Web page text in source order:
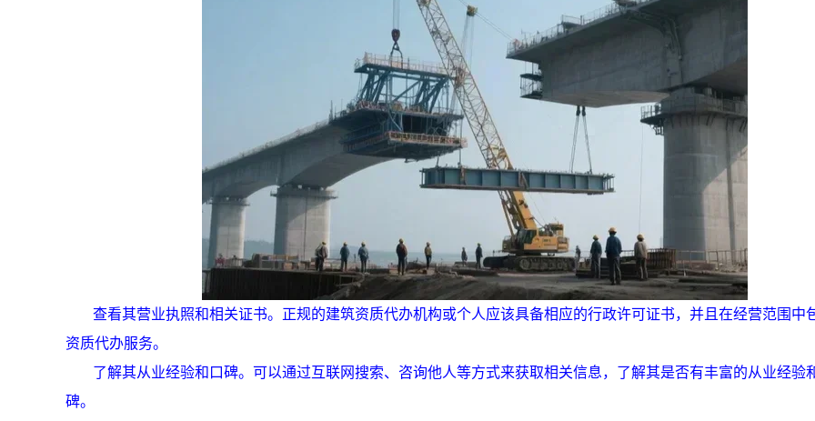
查看其营业执照和相关证书。正规的建筑资质代办机构或个人应该具备相应的行政许可证书，并且在经营范围中
资质代办服务。
了解其从业经验和口碑。可以通过互联网搜索、咨询他人等方式来获取相关信息，了解其是否有丰富的从业经验
碑。